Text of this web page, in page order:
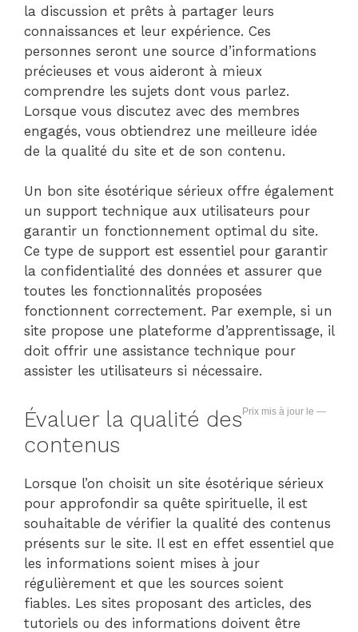
la discussion et prêts à partager leurs
connaissances et leur expérience. Ces
personnes seront une source d’informations
précieuses et vous aideront à mieux
comprendre les sujets dont vous parlez.
Lorsque vous discutez avec des membres
engagés, vous obtiendrez une meilleure idée
de la qualité du site et de son contenu.
Un bon site ésotérique sérieux offre également
un support technique aux utilisateurs pour
garantir un fonctionnement optimal du site.
Ce type de support est essentiel pour garantir
la confidentialité des données et assurer que
toutes les fonctionnalités proposées
fonctionnent correctement. Par exemple, si un
site propose une plateforme d’apprentissage, il
doit offrir une assistance technique pour
assister les utilisateurs si nécessaire.
—
Évaluer la qualité des
contenus
Lorsque l’on choisit un site ésotérique sérieux
pour approfondir sa quête spirituelle, il est
souhaitable de vérifier la qualité des contenus
présents sur le site. Il est en effet essentiel que
les informations soient mises à jour
régulièrement et que les sources soient
fiables. Les sites proposant des articles, des
tutoriels ou des informations doivent être